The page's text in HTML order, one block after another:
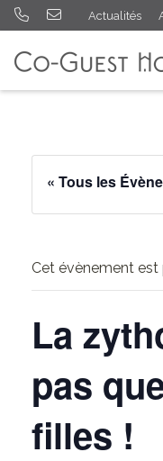
Actualités
« Tous les
Cet évènement est
La
pas
filles !